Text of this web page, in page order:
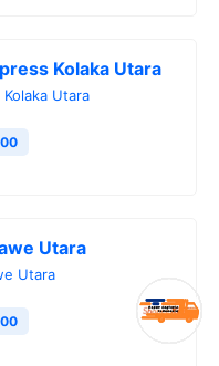
Kolaka Utara
Kolaka Utara
Utara
Utara